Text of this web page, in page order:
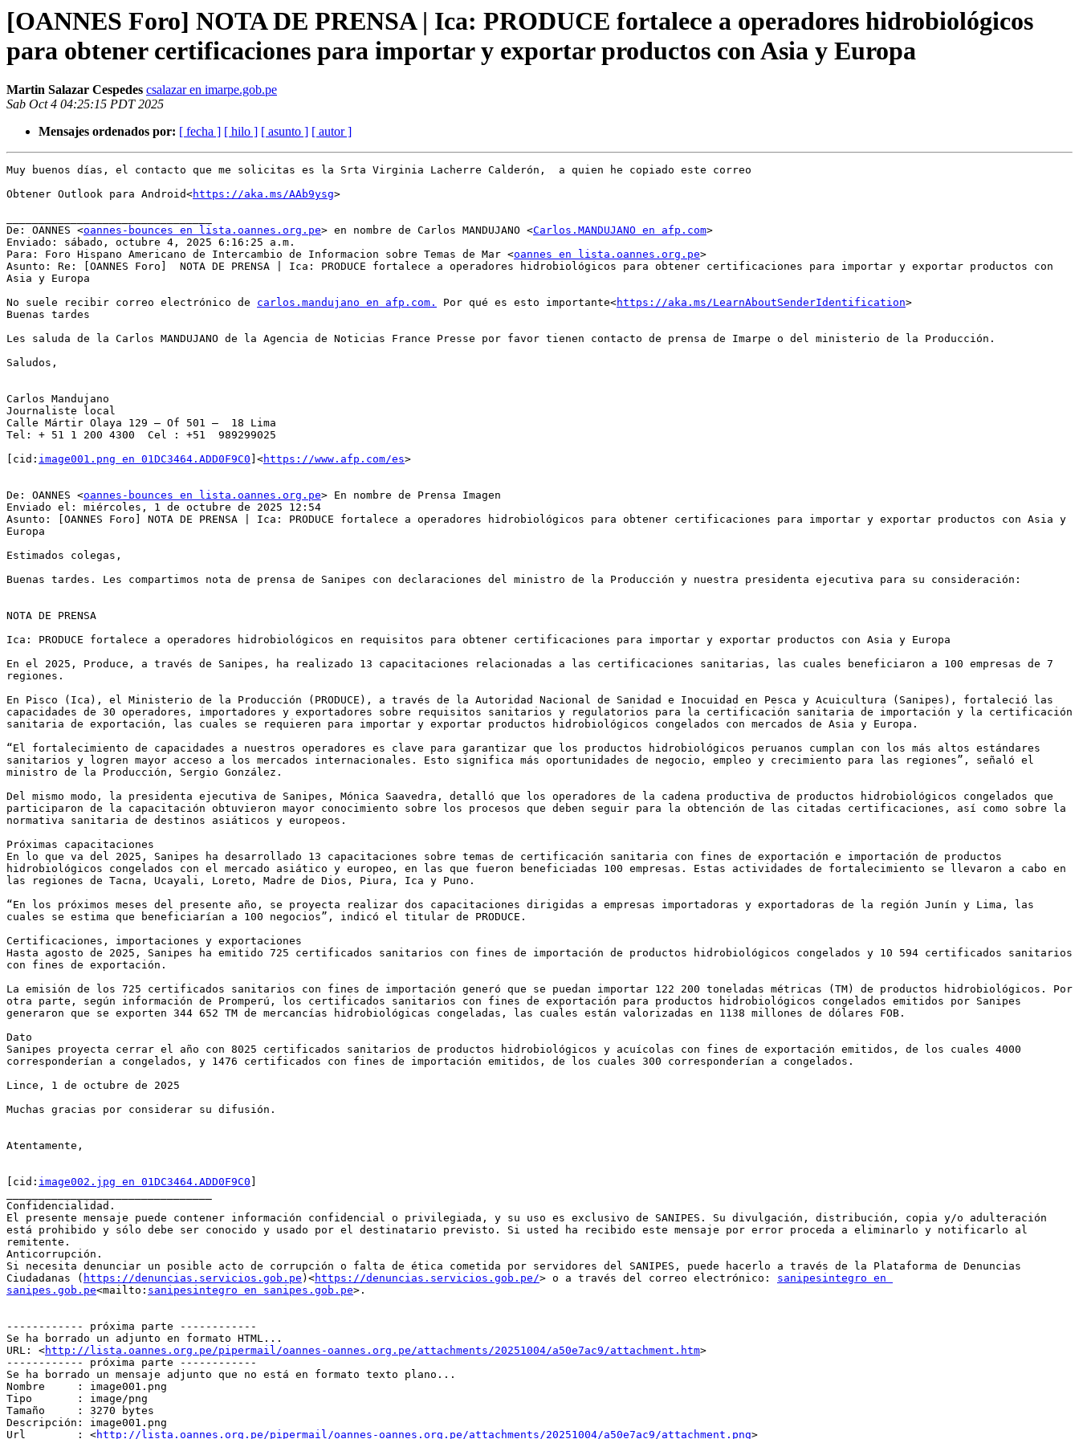
[OANNES Foro] NOTA DE PRENSA | Ica: PRODUCE fortalece a operadores hidrobiológicos
para obtener certificaciones para importar y exportar productos con Asia y Europa
Martin Salazar Cespedes csalazar en imarpe.gob.pe
Sab Oct 4 04:25:15 PDT 2025
Mensajes ordenados por: [ fecha ] [ hilo ] [ asunto ] [ autor ]
Muy buenos días, el contacto que me solicitas es la Srta Virginia Lacherre Calderón,  a quien he copiado este correo
Obtener Outlook para Android<https://aka.ms/AAb9ysg>
De: OANNES <oannes-bounces en lista.oannes.org.pe> en nombre de Carlos MANDUJANO <Carlos.MANDUJANO en afp.com>
Enviado: sábado, octubre 4, 2025 6:16:25 a.m.
Para: Foro Hispano Americano de Intercambio de Informacion sobre Temas de Mar <oannes en lista.oannes.org.pe>
Asunto: Re: [OANNES Foro]  NOTA DE PRENSA | Ica: PRODUCE fortalece a operadores hidrobiológicos para obtener certificaciones para importar y exportar productos con
Asia y Europa
No suele recibir correo electrónico de carlos.mandujano en afp.com. Por qué es esto importante<https://aka.ms/LearnAboutSenderIdentification>
Buenas tardes
Les saluda de la Carlos MANDUJANO de la Agencia de Noticias France Presse por favor tienen contacto de prensa de Imarpe o del ministerio de la Producción.
Saludos,
Carlos Mandujano
Journaliste local
Calle Mártir Olaya 129 – Of 501 –  18 Lima
Tel: + 51 1 200 4300  Cel : +51  989299025
[cid: image001.png en 01DC3464.ADD0F9C0 ]<https://www.afp.com/es>
De: OANNES <oannes-bounces en lista.oannes.org.pe> En nombre de Prensa Imagen
Enviado el: miércoles, 1 de octubre de 2025 12:54
Asunto: [OANNES Foro] NOTA DE PRENSA | Ica: PRODUCE fortalece a operadores hidrobiológicos para obtener certificaciones para importar y exportar productos con Asia y
Europa
Estimados colegas,
Buenas tardes. Les compartimos nota de prensa de Sanipes con declaraciones del ministro de la Producción y nuestra presidenta ejecutiva para su consideración:
NOTA DE PRENSA
Ica: PRODUCE fortalece a operadores hidrobiológicos en requisitos para obtener certificaciones para importar y exportar productos con Asia y Europa
En el 2025, Produce, a través de Sanipes, ha realizado 13 capacitaciones relacionadas a las certificaciones sanitarias, las cuales beneficiaron a 100 empresas de 7
regiones.
En Pisco (Ica), el Ministerio de la Producción (PRODUCE), a través de la Autoridad Nacional de Sanidad e Inocuidad en Pesca y Acuicultura (Sanipes), fortaleció las
capacidades de 30 operadores, importadores y exportadores sobre requisitos sanitarios y regulatorios para la certificación sanitaria de importación y la certificación
sanitaria de exportación, las cuales se requieren para importar y exportar productos hidrobiológicos congelados con mercados de Asia y Europa.
“El fortalecimiento de capacidades a nuestros operadores es clave para garantizar que los productos hidrobiológicos peruanos cumplan con los más altos estándares
sanitarios y logren mayor acceso a los mercados internacionales. Esto significa más oportunidades de negocio, empleo y crecimiento para las regiones”, señaló el
ministro de la Producción, Sergio González.
Del mismo modo, la presidenta ejecutiva de Sanipes, Mónica Saavedra, detalló que los operadores de la cadena productiva de productos hidrobiológicos congelados que
participaron de la capacitación obtuvieron mayor conocimiento sobre los procesos que deben seguir para la obtención de las citadas certificaciones, así como sobre la
normativa sanitaria de destinos asiáticos y europeos.
Próximas capacitaciones
En lo que va del 2025, Sanipes ha desarrollado 13 capacitaciones sobre temas de certificación sanitaria con fines de exportación e importación de productos
hidrobiológicos congelados con el mercado asiático y europeo, en las que fueron beneficiadas 100 empresas. Estas actividades de fortalecimiento se llevaron a cabo en
las regiones de Tacna, Ucayali, Loreto, Madre de Dios, Piura, Ica y Puno.
“En los próximos meses del presente año, se proyecta realizar dos capacitaciones dirigidas a empresas importadoras y exportadoras de la región Junín y Lima, las
cuales se estima que beneficiarían a 100 negocios”, indicó el titular de PRODUCE.
Certificaciones, importaciones y exportaciones
Hasta agosto de 2025, Sanipes ha emitido 725 certificados sanitarios con fines de importación de productos hidrobiológicos congelados y 10 594 certificados sanitarios
con fines de exportación.
La emisión de los 725 certificados sanitarios con fines de importación generó que se puedan importar 122 200 toneladas métricas (TM) de productos hidrobiológicos. Por
otra parte, según información de Promperú, los certificados sanitarios con fines de exportación para productos hidrobiológicos congelados emitidos por Sanipes
generaron que se exporten 344 652 TM de mercancías hidrobiológicas congeladas, las cuales están valorizadas en 1138 millones de dólares FOB.
Dato
Sanipes proyecta cerrar el año con 8025 certificados sanitarios de productos hidrobiológicos y acuícolas con fines de exportación emitidos, de los cuales 4000
corresponderían a congelados, y 1476 certificados con fines de importación emitidos, de los cuales 300 corresponderían a congelados.
Lince, 1 de octubre de 2025
Muchas gracias por considerar su difusión.
Atentamente,
[cid: image002.jpg en 01DC3464.ADD0F9C0
Confidencialidad.
El presente mensaje puede contener información confidencial o privilegiada, y su uso es exclusivo de SANIPES. Su divulgación, distribución, copia y/o adulteración
está prohibido y sólo debe ser conocido y usado por el destinatario previsto. Si usted ha recibido este mensaje por error proceda a eliminarlo y notificarlo al
remitente.
Anticorrupción.
Si necesita denunciar un posible acto de corrupción o falta de ética cometida por servidores del SANIPES, puede hacerlo a través de la Plataforma de Denuncias
Ciudadanas ( https://denuncias.servicios.gob.pe )<https://denuncias.servicios.gob.pe/> o a través del correo electrónico: sanipesintegro en
sanipes.gob.pe<mailto: sanipesintegro en sanipes.gob.pe>.
------------ próxima parte ------------
Se ha borrado un adjunto en formato HTML...
URL: <http://lista.oannes.org.pe/pipermail/oannes-oannes.org.pe/attachments/20251004/a50e7ac9/attachment.htm>
------------ próxima parte ------------
Se ha borrado un mensaje adjunto que no está en formato texto plano...
Nombre     : image001.png
Tipo       : image/png
Tamaño     : 3270 bytes
Descripción: image001.png
Url        : <http://lista.oannes.org.pe/pipermail/oannes-oannes.org.pe/attachments/20251004/a50e7ac9/attachment.png>